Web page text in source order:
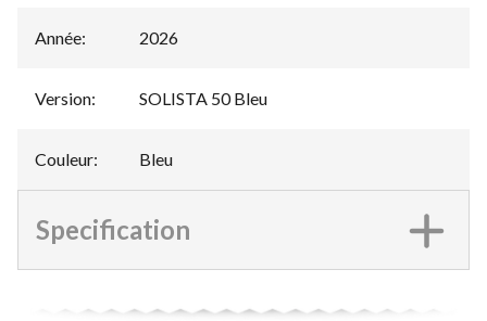
Année: 2026
Version: SOLISTA 50 Bleu
Couleur: Bleu
Specification